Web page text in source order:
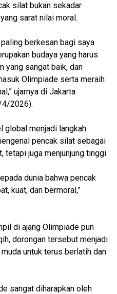
silat bukan sekadar
sarat nilai moral.
berkesan bagi saya
budaya yang harus
yang sangat baik, dan
Olimpiade serta meraih
ujarnya di Jakarta
4/2026).
global menjadi langkah
pencak silat sebagai
tetapi juga menjunjung tinggi
dunia bahwa pencak
kuat, dan bermoral,”
di ajang Olimpiade pun
dorongan tersebut menjadi
untuk terus berlatih dan
sangat diharapkan oleh